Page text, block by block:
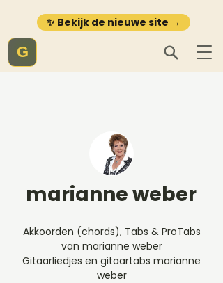
✨ Bekijk de nieuwe site →
G
marianne weber
Akkoorden (chords), Tabs & ProTabs
van marianne weber
Gitaarliedjes en gitaartabs marianne
weber